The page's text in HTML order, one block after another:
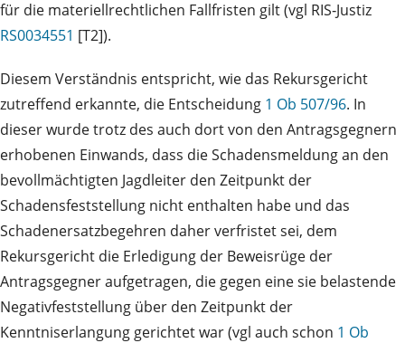
für die materiellrechtlichen Fallfristen gilt (vgl RIS‑Justiz
RS0034551 [T2]).
Diesem Verständnis entspricht, wie das Rekursgericht
zutreffend erkannte, die Entscheidung 1 Ob 507/96. In
dieser wurde trotz des auch dort von den Antragsgegnern
erhobenen Einwands, dass die Schadensmeldung an den
bevollmächtigten Jagdleiter den Zeitpunkt der
Schadensfeststellung nicht enthalten habe und das
Schadenersatzbegehren daher verfristet sei, dem
Rekursgericht die Erledigung der Beweisrüge der
Antragsgegner aufgetragen, die gegen eine sie belastende
Negativfeststellung über den Zeitpunkt der
Kenntniserlangung gerichtet war (vgl auch schon 1 Ob